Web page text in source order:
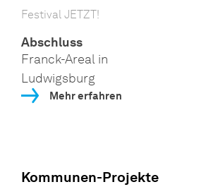
Festival JETZT!
Abschluss
Franck-Areal in
Ludwigsburg
Mehr erfahren
Kommunen-Projekte